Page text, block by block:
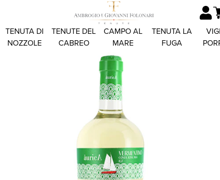
TENUTA DI
NOZZOLE
TENUTE DEL
CABREO
CAMPO AL
MARE
TENUTA LA
FUGA